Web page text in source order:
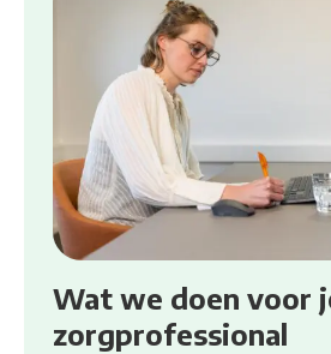
Wat we doen voor
zorgprofessional